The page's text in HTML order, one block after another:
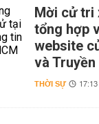
Mời cử tri
tổng hợp
website
và
THỜI SỰ